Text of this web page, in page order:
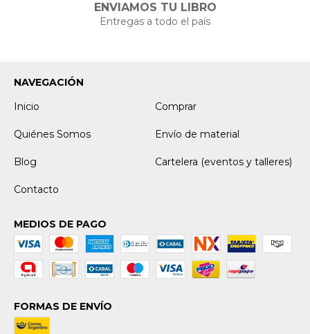
ENVIAMOS TU LIBRO
Entregas a todo el país
NAVEGACIÓN
Inicio
Comprar
Quiénes Somos Envío de material
Blog Cartelera (eventos y talleres)
Contacto
MEDIOS DE PAGO
FORMAS DE ENVÍO